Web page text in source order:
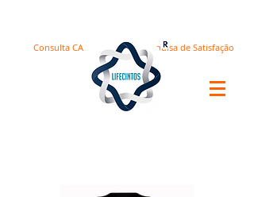
Pesquisa de Satisfação
Consulta CA